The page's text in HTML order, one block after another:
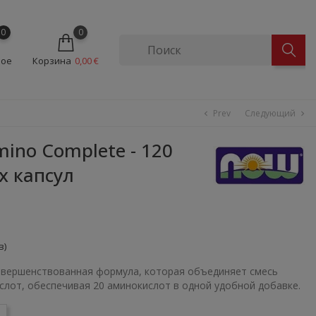
0 0
Корзина 0,00 €
chevron_left Prev Следующий chevron_right
Complete - 120
капсул
формула, которая объединяет смесь
обеспечивая 20 аминокислот в одной удобной добавке.